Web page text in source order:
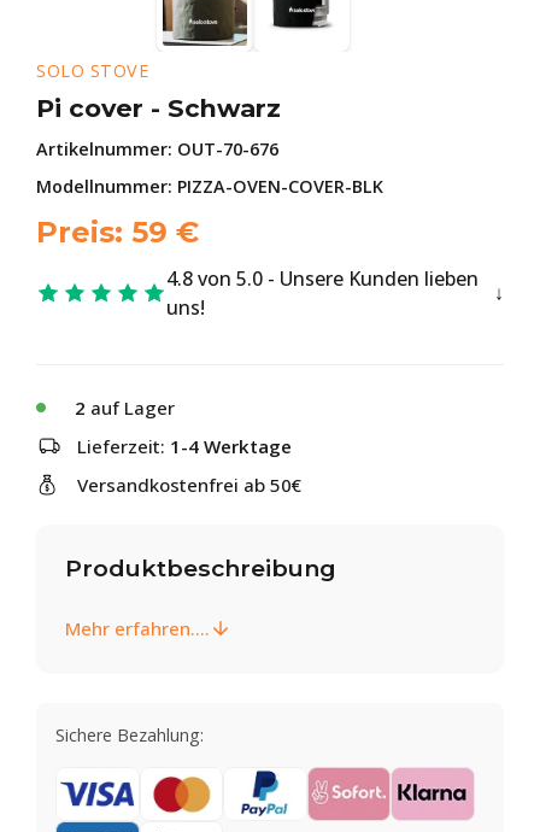
SOLO STOVE
Pi cover - Schwarz
Artikelnummer: OUT-70-676
Modellnummer: PIZZA-OVEN-COVER-BLK
Preis: 59 €
4.8 von 5.0 - Unsere Kunden lieben
uns!
2 auf Lager
Lieferzeit: 1-4 Werktage
Versandkostenfrei ab 50€
Produktbeschreibung
Mehr erfahren....
Sichere Bezahlung: